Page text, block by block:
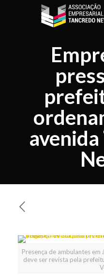
Presença de ambulantes
deve ser revista pela